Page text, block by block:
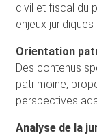
civil et fiscal du
enjeux
Orientation
Des contenus
patrimoine,
perspectives
Analyse de la